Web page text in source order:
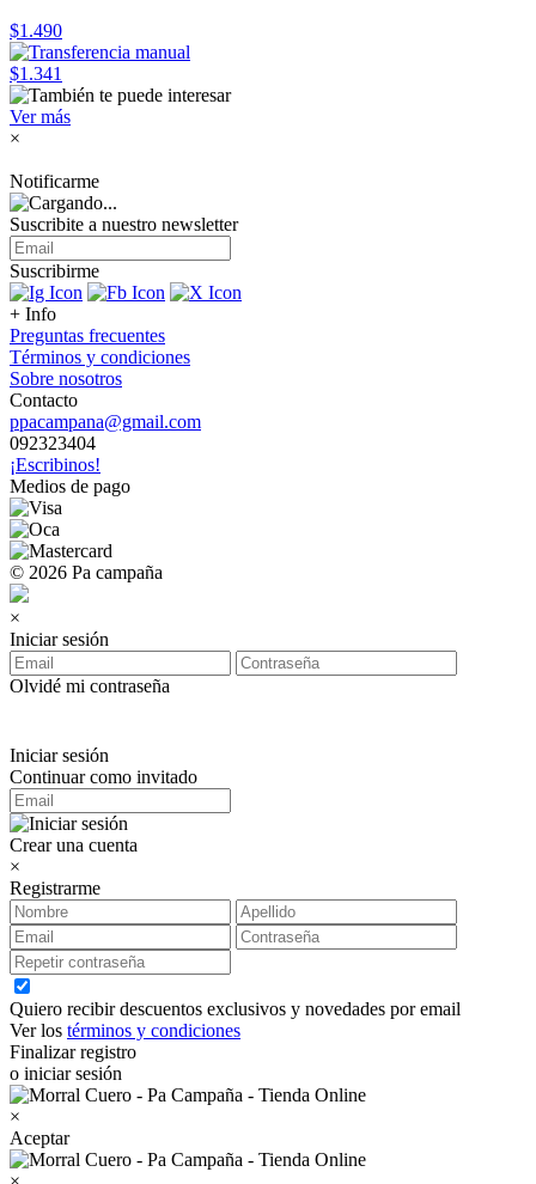
$1.490
$1.341
Ver más
×
Notificarme
Suscribite a nuestro newsletter
Suscribirme
+ Info
Preguntas frecuentes
Términos y condiciones
Sobre nosotros
Contacto
ppacampana@gmail.com
092323404
¡Escribinos!
Medios de pago
© 2026 Pa campaña
×
Iniciar sesión
Olvidé mi contraseña
Iniciar sesión
Continuar como invitado
Crear una cuenta
×
Registrarme
Quiero recibir descuentos exclusivos y novedades por email
Ver los términos y condiciones
Finalizar registro
o iniciar sesión
×
Aceptar